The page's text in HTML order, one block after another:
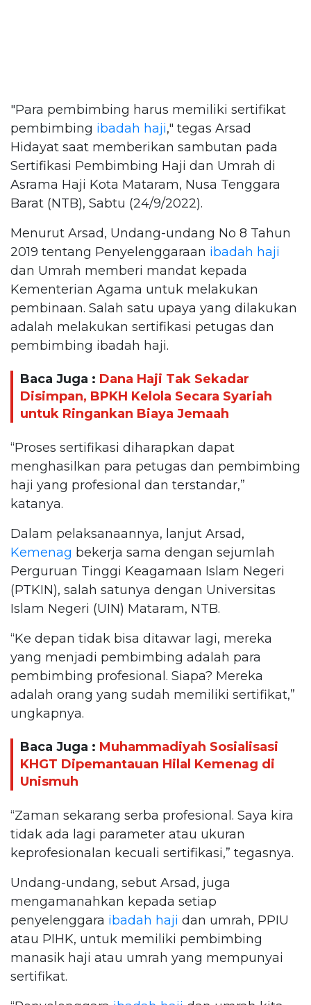
"Para pembimbing harus memiliki sertifikat
pembimbing ibadah haji," tegas Arsad
Hidayat saat memberikan sambutan pada
Sertifikasi Pembimbing Haji dan Umrah di
Asrama Haji Kota Mataram, Nusa Tenggara
Barat (NTB), Sabtu (24/9/2022).
Menurut Arsad, Undang-undang No 8 Tahun
2019 tentang Penyelenggaraan ibadah haji
dan Umrah memberi mandat kepada
Kementerian Agama untuk melakukan
pembinaan. Salah satu upaya yang dilakukan
adalah melakukan sertifikasi petugas dan
pembimbing ibadah haji.
Baca Juga : Dana Haji Tak Sekadar
Disimpan, BPKH Kelola Secara Syariah
untuk Ringankan Biaya Jemaah
“Proses sertifikasi diharapkan dapat
menghasilkan para petugas dan pembimbing
haji yang profesional dan terstandar,”
katanya.
Dalam pelaksanaannya, lanjut Arsad,
Kemenag bekerja sama dengan sejumlah
Perguruan Tinggi Keagamaan Islam Negeri
(PTKIN), salah satunya dengan Universitas
Islam Negeri (UIN) Mataram, NTB.
“Ke depan tidak bisa ditawar lagi, mereka
yang menjadi pembimbing adalah para
pembimbing profesional. Siapa? Mereka
adalah orang yang sudah memiliki sertifikat,”
ungkapnya.
Baca Juga : Muhammadiyah Sosialisasi
KHGT Dipemantauan Hilal Kemenag di
Unismuh
“Zaman sekarang serba profesional. Saya kira
tidak ada lagi parameter atau ukuran
keprofesionalan kecuali sertifikasi,” tegasnya.
Undang-undang, sebut Arsad, juga
mengamanahkan kepada setiap
penyelenggara ibadah haji dan umrah, PPIU
atau PIHK, untuk memiliki pembimbing
manasik haji atau umrah yang mempunyai
sertifikat.